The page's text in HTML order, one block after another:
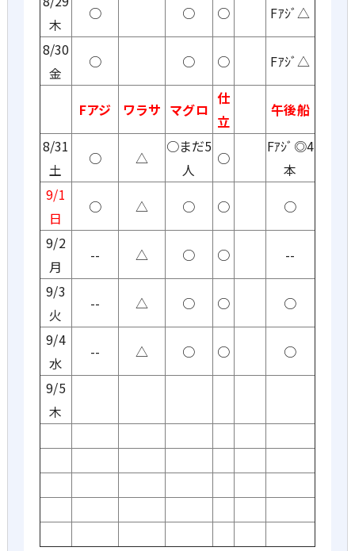
木
○ ○ ○
Fｱｼﾞ△
8/30
金
○ ○ ○ Fｱｼﾞ△
Fアジ ワラサ マグロ
仕
立
午後船
8/31
土
○ △
○まだ5
人
○
Fｱｼﾞ◎4
本
9/1
日
○ △ ○ ○
○
9/2
月
-- △ ○ ○
--
9/3
火
-- △ ○ ○
○
9/4
水
-- △ ○ ○
○
9/5
木